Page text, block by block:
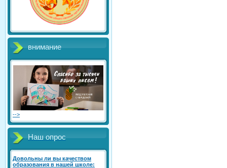
внимание
-->
Наш опрос
Довольны ли вы качеством
образования в нашей школе: